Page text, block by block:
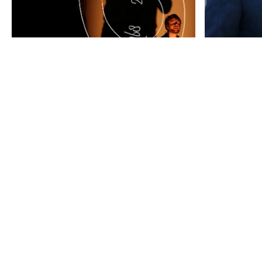
Expo politricks.
vr 28.03 Expo politricks.